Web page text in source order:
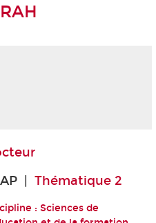
| Thématique 2
: Sciences de